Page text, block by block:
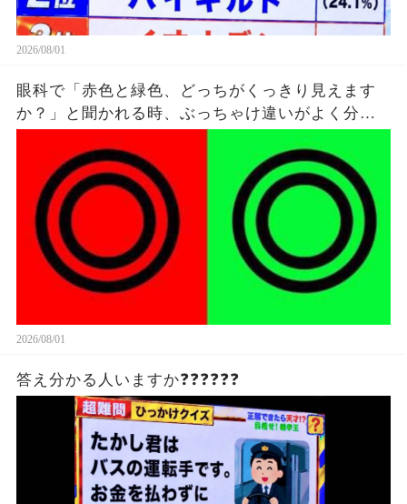
2026/08/01
眼科で「赤色と緑色、どっちがくっきり見えます
か？」と聞かれる時、ぶっちゃけ違いがよく分か
2026/08/01
答え分かる人いますか❓❓❓❓❓❓